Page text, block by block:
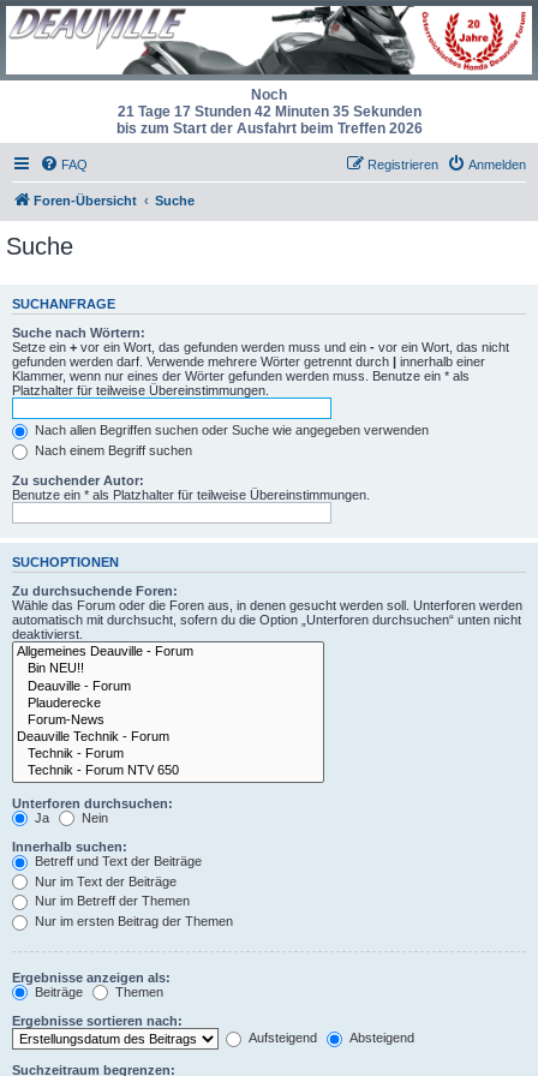
Noch
21 Tage 17 Stunden 42 Minuten 35 Sekunden
bis zum Start der Ausfahrt beim Treffen 2026
FAQ Anmelden
Registrieren
Foren-Übersicht Suche
Suche
SUCHANFRAGE
Suche nach Wörtern:
Setze ein + vor ein Wort, das gefunden werden muss und ein - vor ein Wort, das nicht
gefunden werden darf. Verwende mehrere Wörter getrennt durch
innerhalb einer
Klammer, wenn nur eines der Wörter gefunden werden muss. Benutze ein * als
Platzhalter für teilweise Übereinstimmungen.
Nach allen Begriffen suchen oder Suche wie angegeben verwenden
Nach einem Begriff suchen
Zu suchender Autor:
Benutze ein * als Platzhalter für teilweise Übereinstimmungen.
SUCHOPTIONEN
Zu durchsuchende Foren:
Wähle das Forum oder die Foren aus, in denen gesucht werden soll. Unterforen werden
automatisch mit durchsucht, sofern du die Option „Unterforen durchsuchen“ unten nicht
deaktivierst.
Unterforen durchsuchen:
Ja
Nein
Innerhalb suchen:
Betreff und Text der Beiträge
Nur im Text der Beiträge
Nur im Betreff der Themen
Nur im ersten Beitrag der Themen
Ergebnisse anzeigen als:
Beiträge
Themen
Ergebnisse sortieren nach:
Aufsteigend
Absteigend
Suchzeitraum begrenzen: